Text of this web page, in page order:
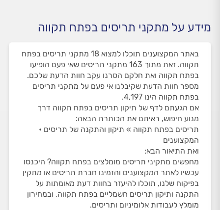
מידע על מתקני תריסים בפתח תקווה
באתר המקצוענים תוכלו למצוא 18 מתקני תריסים בפתח
תקווה. זאת מתוך 163 מתקני תריסים שאי פעם הופיעו
בפתח תקווה ואת חלקם הסרנו עקב חוות הדעת שלכם.
מספר חוות הדעת שקיבלנו אי פעם על מתקני תריסים
בפתח תקווה הינו 4,197.
אם הגעתם לדף של תיקון תריסים בפתח תקווה דרך
מנוע חיפוש, ראיתם את הכותרת הבאה:
תריסים בפתח תקווה » תיקון והתקנה של תריסים •
המקצוענים
ואת התיאור הבא:
מחפשים מתקיני תריסים מומלצים בפתח תקווה? היכנסו
עכשיו לאתר המקצוענים והזמינו חברת תריסים או מתקין
בפיקוח שלנו, תוכלו להיעזר בחוות דעת מאומתות על
התקנה ותיקון תריסים חשמליים בפתח תקווה, ובמחירון
מומלץ לעבודות אלומיניום ותריסים.